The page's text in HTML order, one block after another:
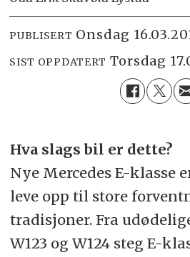
PUBLISERT onsdag
SIST OPPDATERT torsdag
Hva slags bil er dette?
Nye Mercedes E-klasse
leve opp til store
tradisjoner. Fra
W123 og W124 steg E-